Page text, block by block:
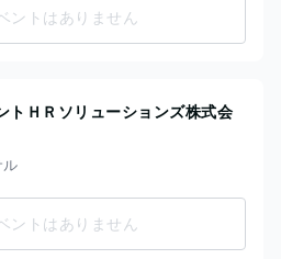
ントはありません
トＨＲソリューションズ株式会
ントはありません